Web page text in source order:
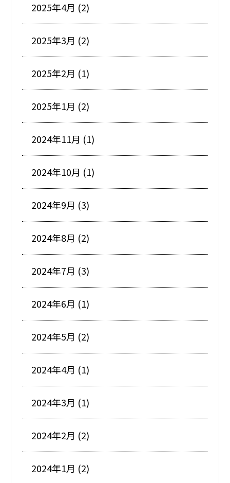
2025年4月 (2)
2025年3月 (2)
2025年2月 (1)
2025年1月 (2)
2024年11月 (1)
2024年10月 (1)
2024年9月 (3)
2024年8月 (2)
2024年7月 (3)
2024年6月 (1)
2024年5月 (2)
2024年4月 (1)
2024年3月 (1)
2024年2月 (2)
2024年1月 (2)